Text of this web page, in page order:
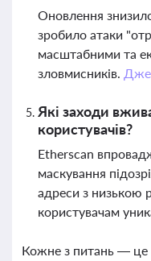
Оновлення
зробило атаки
масштабними та
зловмисників.
Які заходи
користувачів?
Etherscan
маскування
адреси з низькою
користувачам
Кожне з питань — це